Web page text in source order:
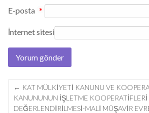
E-posta *
İnternet sitesi
Post
navigation
← KAT MÜLKIYETI KANUNU VE
KANUNUNUN IŞLETME
DEĞERLENDIRILMESI-MALİ MÜŞAVİR